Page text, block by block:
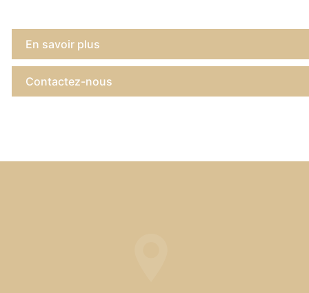
En savoir plus
Contactez-nous